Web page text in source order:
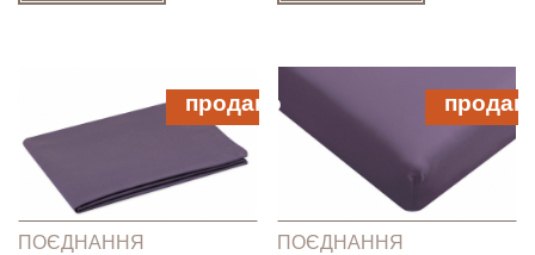
ПОЄДНАННЯ
продано
ПОЄДНАННЯ